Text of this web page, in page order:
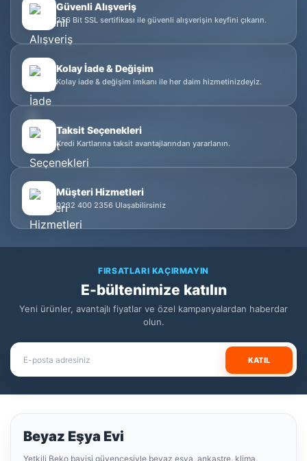
Güvenli Alışveriş
256 Bit SSL sertifikası ile güvenli alışverişin keyfini çıkarın.
Kolay İade & Değişim
Kolay iade & değişim imkanı ile her daim hizmetinizdeyiz.
Taksit Seçenekleri
Kredi Kartlarına taksit avantajlarından yararlanın.
Müşteri Hizmetleri
0232 400 2356 Ulaşabilirsiniz
FIRSATLARI KAÇIRMAYIN
E-bültenimize katılın
Yeni ürünler, avantajlı fiyatlar ve özel kampanyalardan haberdar
olun.
KATIL
Beyaz Eşya Evi
Yetkili Beko bayisi güvencesiyle beyaz eşya, ankastre, klima,